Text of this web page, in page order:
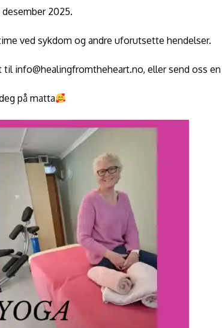
2025.
ved sykdom og andre uforutsette hendelser.
info@healingfromtheheart.no, eller send oss
på matta